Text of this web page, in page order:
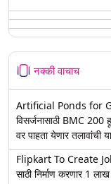
नक्की वाचाच
Artificial Ponds for
विसर्जनासाठी BMC
वर पाहता येणार तलावांची
Flipkart To Create
साठी निर्माण करणार 1